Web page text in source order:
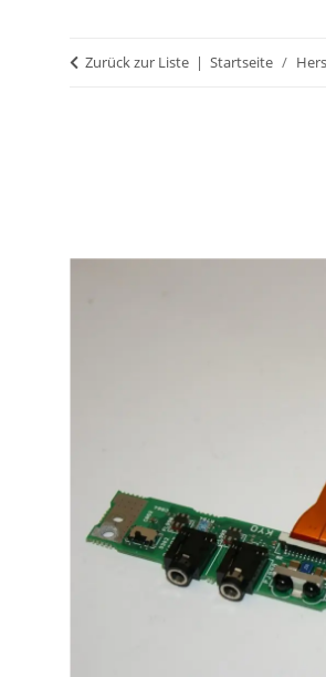
Zurück zur Liste Startseite